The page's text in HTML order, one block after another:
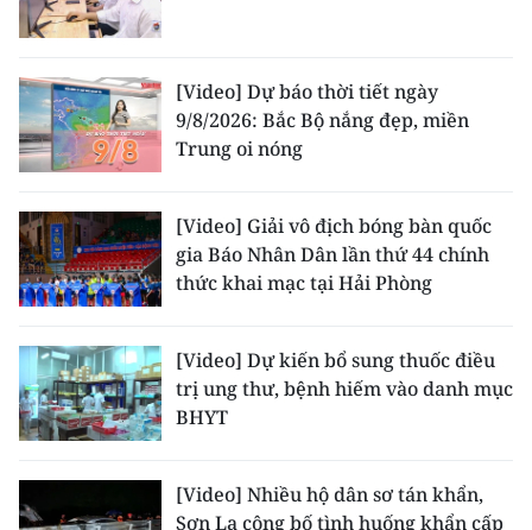
TIN MỚI
TIN ĐỊA PHƯƠNG
Trung du và miền núi phía Bắc
Bắc Trung Bộ
Duyên hải Nam Trung Bộ và Tây
Đông Nam Bộ
Đồng bằng sông Cửu Long
Chuyên trang Hà Nội
[Video] Dự báo thời tiết ngày
9/8/2026: Bắc Bộ nắng đẹp, miền
Trung oi nóng
[Video] Giải vô địch bóng bàn quốc
gia Báo Nhân Dân lần thứ 44 chính
thức khai mạc tại Hải Phòng
[Video] Dự kiến bổ sung thuốc điều
trị ung thư, bệnh hiếm vào danh mục
BHYT
[Video] Nhiều hộ dân sơ tán khẩn,
Sơn La công bố tình huống khẩn cấp